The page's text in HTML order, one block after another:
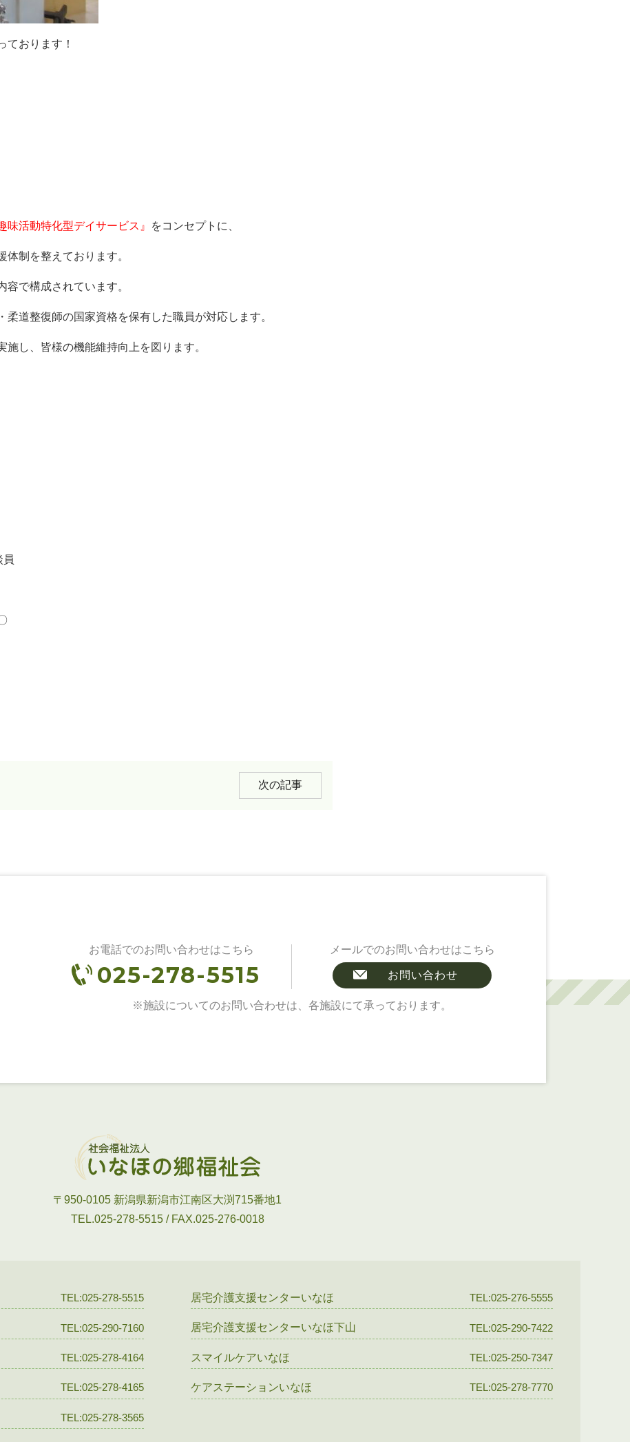
ております！
味活動特化型デイサービス』 をコンセプトに、
制を整えております。
で構成されています。
道整復師の国家資格を保有した職員が対応します。
し、皆様の機能維持向上を図ります。
次の記事
お電話でのお問い合わせはこちら
025-278-5515
メールでのお問い合わせはこちら
お問い合わせ
※施設についてのお問い合わせは、各施設にて承っております。
〒950-0105 新潟県新潟市江南区大渕715番地1
TEL.025-278-5515 / FAX.025-276-0018
TEL:025-278-5515
TEL:025-290-7160
TEL:025-278-4164
TEL:025-278-4165
TEL:025-278-3565
居宅介護支援センターいなほ TEL:025-276-5555
居宅介護支援センターいなほ下山 TEL:025-290-7422
スマイルケアいなほ TEL:025-250-7347
ケアステーションいなほ TEL:025-278-7770